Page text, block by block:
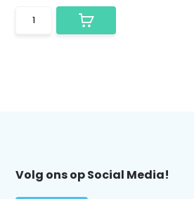
Volg ons op Social Media!